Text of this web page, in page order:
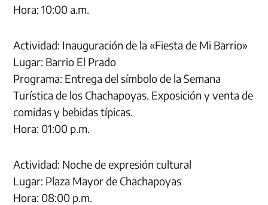
Hora: 10:00 a.m.
Actividad: Inauguración de la «Fiesta de Mi Barrio»
Lugar: Barrio El Prado
Programa: Entrega del símbolo de la Semana
Turística de los Chachapoyas. Exposición y venta de
comidas y bebidas típicas.
Hora: 01:00 p.m.
Actividad: Noche de expresión cultural
Lugar: Plaza Mayor de Chachapoyas
Hora: 08:00 p.m.